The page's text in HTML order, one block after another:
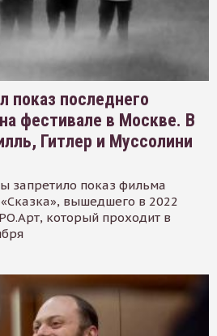
показ последнего
фестивале в Москве. В
Гитлер и Муссолини
запретило показ фильма
вышедшего в 2022
который проходит в